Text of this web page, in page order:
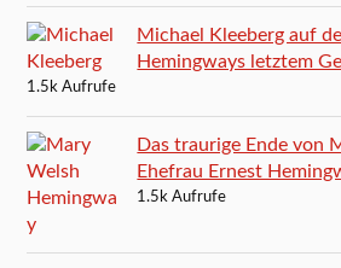
Michael Kleeberg auf
Hemingways letztem
1.5k Aufrufe
Das traurige Ende von
Ehefrau Ernest
1.5k Aufrufe